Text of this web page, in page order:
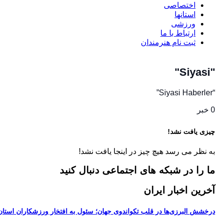
اختصاصی
استانها
ورزشی
ارتباط با ما
ثبت نام هنرمندان
"Siyasi"
“Siyasi Haberler”
0 خبر
چیزی یافت نشد!
به نظر می رسد هیچ چیز در اینجا یافت نشد!
ما را در شبکه های اجتماعی دنبال کنید
آخرین اخبار ایران
درخشش البرزی‌ها در قلب تکواندوی جهان؛ سئول به افتخار ورزشکاران استان